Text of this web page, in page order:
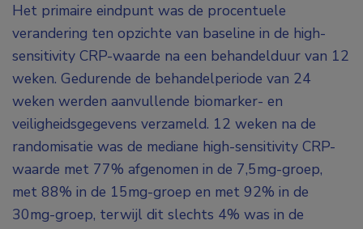
Het primaire eindpunt was de procentuele
verandering ten opzichte van baseline in de high-
sensitivity CRP-waarde na een behandelduur van 12
weken. Gedurende de behandelperiode van 24
weken werden aanvullende biomarker- en
veiligheidsgegevens verzameld. 12 weken na de
randomisatie was de mediane high-sensitivity CRP-
waarde met 77% afgenomen in de 7,5mg-groep,
met 88% in de 15mg-groep en met 92% in de
30mg-groep, terwijl dit slechts 4% was in de